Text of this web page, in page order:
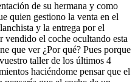
de su hermana y como
quien gestiono la venta en el
y la entrega por el
vendido el coche ocultando esta
que ver ¿Por qué? Pues porque
taller de los últimos 4
haciéndome pensar que el